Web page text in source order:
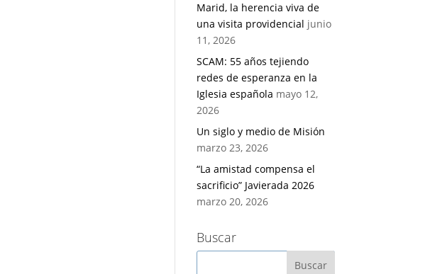
Marid, la herencia viva de
una visita providencial junio
11, 2026
SCAM: 55 años tejiendo
redes de esperanza en la
Iglesia española mayo 12,
2026
Un siglo y medio de Misión
marzo 23, 2026
“La amistad compensa el
sacrificio” Javierada 2026
marzo 20, 2026
Buscar